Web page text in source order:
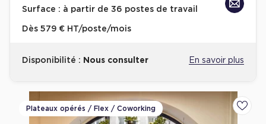
Surface : à partir de 36 postes de travail
Dès 579 € HT/poste/mois
Disponibilité : Nous consulter En savoir plus
Plateaux opérés / Flex / Coworking